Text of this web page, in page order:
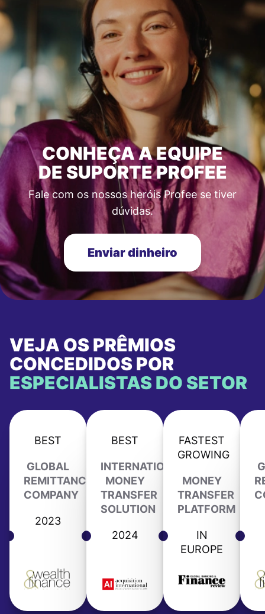
CONHEÇA A EQUIPE
DE SUPORTE PROFEE
Fale com os nossos heróis Profee se tiver
dúvidas.
Enviar dinheiro
VEJA OS PRÊMIOS
CONCEDIDOS POR
ESPECIALISTAS DO SETOR
BEST
GLOBAL
REMITTANCE
COMPANY
2023
BEST
INTERNATIONAL
MONEY
TRANSFER
SOLUTION
2024
FASTEST
GROWING
MONEY
TRANSFER
PLATFORM
IN
EUROPE